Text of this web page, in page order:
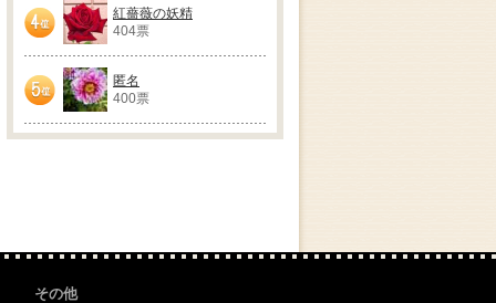
4位
紅薔薇の妖精
404票
5位
匿名
400票
その他